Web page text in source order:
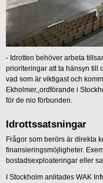
- Idrotten behöver arbeta
prioriteringar att ta hänsyn till
vad som är viktigast och
Ekholmer,,ordförande i
för de nio förbunden.
Idrottssatsningar
Frågor som berörs är direkta
finansieringsmöjligheter.
bostadsexploateringar eller
I Stockholm anlitades WAK